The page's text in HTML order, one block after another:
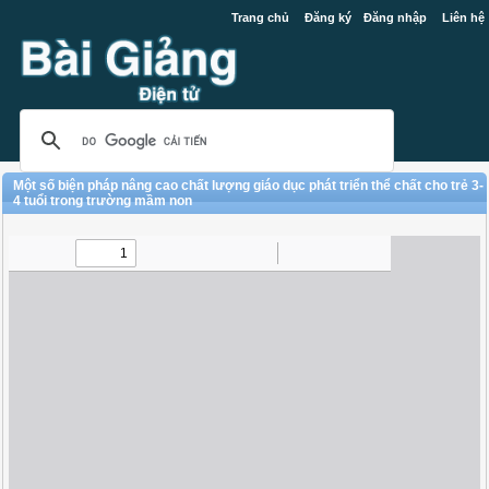
Trang chủ Đăng ký Đăng nhập Liên hệ
Một số biện pháp nâng cao chất lượng giáo dục phát triển thể chất cho trẻ 3-
4 tuổi trong trường mầm non